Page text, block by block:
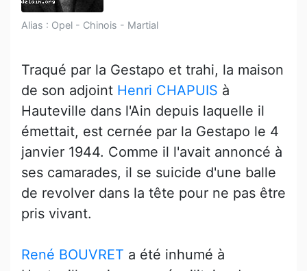
Alias : Opel - Chinois - Martial
Traqué par la Gestapo et trahi, la maison
de son adjoint Henri CHAPUIS à
Hauteville dans l'Ain depuis laquelle il
émettait, est cernée par la Gestapo le 4
janvier 1944. Comme il l'avait annoncé à
ses camarades, il se suicide d'une balle
de revolver dans la tête pour ne pas être
pris vivant.
René BOUVRET a été inhumé à